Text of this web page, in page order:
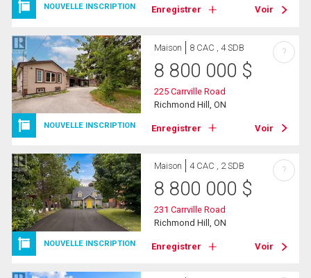
NOUVELLE INSCRIPTION Enregistrer Voir
NOUVELLE INSCRIPTION
Maison 8 CAC , 4 SDB
8 800 000 $
225 Carrville Road
Richmond Hill, ON
Enregistrer Voir
?
NOUVELLE INSCRIPTION
Maison 4 CAC , 2 SDB
8 800 000 $
231 Carrville Road
Richmond Hill, ON
Enregistrer Voir
?